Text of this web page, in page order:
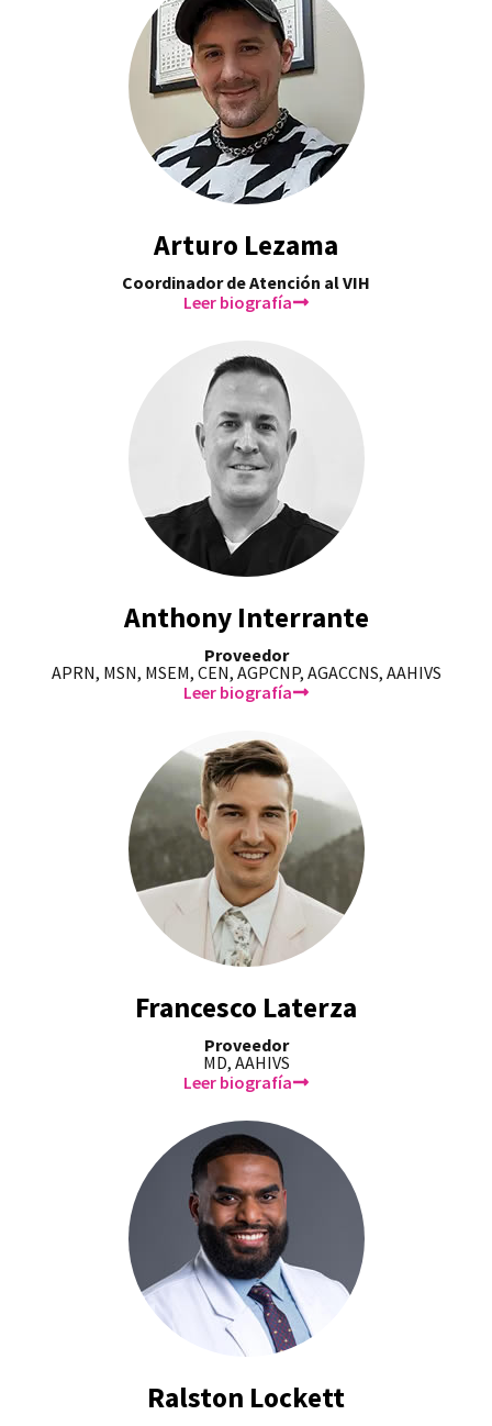
Arturo Lezama
Coordinador de Atención al VIH
Leer biografía
Anthony Interrante
Proveedor
APRN, MSN, MSEM, CEN, AGPCNP, AGACCNS, AAHIVS
Leer biografía
Francesco Laterza
Proveedor
MD, AAHIVS
Leer biografía
Ralston Lockett